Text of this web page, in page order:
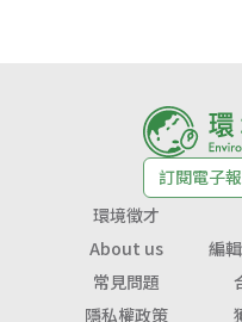
訂閱電子報
環境徵才
About us
編
常見問題
隱私權政策